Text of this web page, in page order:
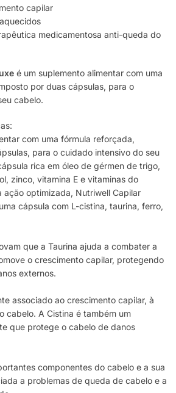
capilar
medicamentosa anti-queda do
é um suplemento alimentar com uma
por duas cápsulas, para o
cabelo.
com uma fórmula reforçada,
para o cuidado intensivo do seu
rica em óleo de gérmen de trigo,
zinco, vitamina E e vitaminas do
ação optimizada, Nutriwell Capilar
cápsula com L-cistina, taurina, ferro,
que a Taurina ajuda a combater a
o crescimento capilar, protegendo
externos.
associado ao crescimento capilar, à
cabelo. A Cistina é também um
que protege o cabelo de danos
componentes do cabelo e a sua
a problemas de queda de cabelo e a